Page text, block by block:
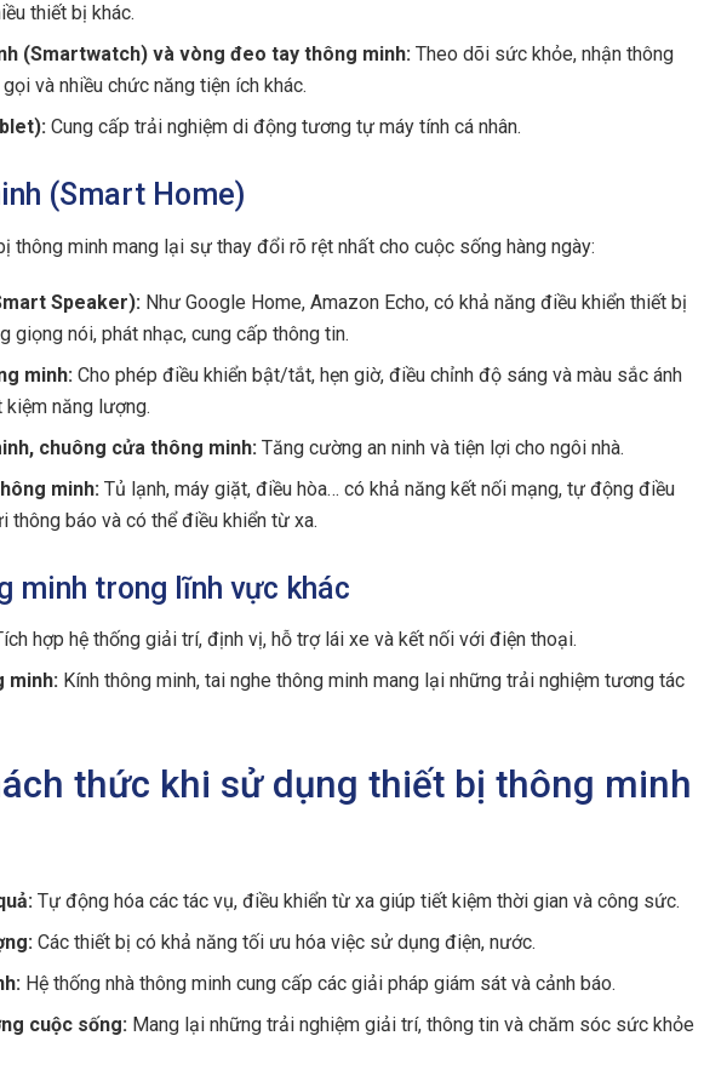
thiết bị khác.
(Smartwatch) và vòng đeo tay thông minh: Theo dõi sức khỏe, nhận thông
và nhiều chức năng tiện ích khác.
Cung cấp trải nghiệm di động tương tự máy tính cá nhân.
(Smart Home)
thông minh mang lại sự thay đổi rõ rệt nhất cho cuộc sống hàng ngày:
Speaker): Như Google Home, Amazon Echo, có khả năng điều khiển thiết bị
giọng nói, phát nhạc, cung cấp thông tin.
minh: Cho phép điều khiển bật/tắt, hẹn giờ, điều chỉnh độ sáng và màu sắc ánh
năng lượng.
chuông cửa thông minh: Tăng cường an ninh và tiện lợi cho ngôi nhà.
minh: Tủ lạnh, máy giặt, điều hòa… có khả năng kết nối mạng, tự động điều
thông báo và có thể điều khiển từ xa.
minh trong lĩnh vực khác
hợp hệ thống giải trí, định vị, hỗ trợ lái xe và kết nối với điện thoại.
minh: Kính thông minh, tai nghe thông minh mang lại những trải nghiệm tương tác
thức khi sử dụng thiết bị thông minh
Tự động hóa các tác vụ, điều khiển từ xa giúp tiết kiệm thời gian và công sức.
Các thiết bị có khả năng tối ưu hóa việc sử dụng điện, nước.
Hệ thống nhà thông minh cung cấp các giải pháp giám sát và cảnh báo.
cuộc sống: Mang lại những trải nghiệm giải trí, thông tin và chăm sóc sức khỏe